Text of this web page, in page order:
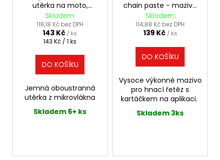
utěrka na moto,
35x35cm
Skladem
118,18 Kč bez DPH
143 Kč / ks
Měrná
143 Kč / 1 ks
DO KOŠÍKU
Jemná oboustranná
utěrka z mikrovlákna
Skladem 6+ ks
chain paste - mazivo
na řetěz, 150ml
Skladem
114,88 Kč bez DPH
139 Kč / ks
DO KOŠÍKU
Vysoce výkonné mazivo
pro hnací řetěz s
kartáčkem na aplikaci.
Skladem 3ks